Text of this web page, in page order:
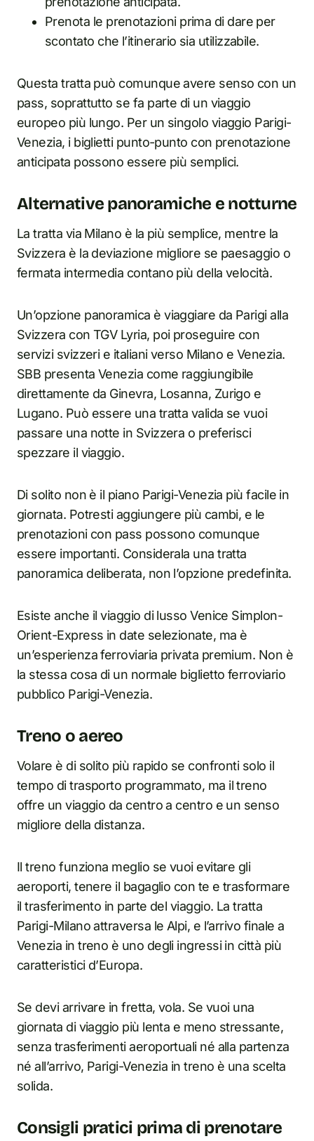
Prenota le prenotazioni prima di dare per
scontato che l’itinerario sia utilizzabile.
Questa tratta può comunque avere senso con un
pass, soprattutto se fa parte di un viaggio
europeo più lungo. Per un singolo viaggio Parigi-
Venezia, i biglietti punto-punto con prenotazione
anticipata possono essere più semplici.
Alternative panoramiche e notturne
La tratta via Milano è la più semplice, mentre la
Svizzera è la deviazione migliore se paesaggio o
fermata intermedia contano più della velocità.
Un’opzione panoramica è viaggiare da Parigi alla
Svizzera con TGV Lyria, poi proseguire con
servizi svizzeri e italiani verso Milano e Venezia.
SBB presenta Venezia come raggiungibile
direttamente da Ginevra, Losanna, Zurigo e
Lugano. Può essere una tratta valida se vuoi
passare una notte in Svizzera o preferisci
spezzare il viaggio.
Di solito non è il piano Parigi-Venezia più facile in
giornata. Potresti aggiungere più cambi, e le
prenotazioni con pass possono comunque
essere importanti. Considerala una tratta
panoramica deliberata, non l’opzione predefinita.
Esiste anche il viaggio di lusso Venice Simplon-
Orient-Express in date selezionate, ma è
un’esperienza ferroviaria privata premium. Non è
la stessa cosa di un normale biglietto ferroviario
pubblico Parigi-Venezia.
Treno o aereo
Volare è di solito più rapido se confronti solo il
tempo di trasporto programmato, ma il treno
offre un viaggio da centro a centro e un senso
migliore della distanza.
Il treno funziona meglio se vuoi evitare gli
aeroporti, tenere il bagaglio con te e trasformare
il trasferimento in parte del viaggio. La tratta
Parigi-Milano attraversa le Alpi, e l’arrivo finale a
Venezia in treno è uno degli ingressi in città più
caratteristici d’Europa.
Se devi arrivare in fretta, vola. Se vuoi una
giornata di viaggio più lenta e meno stressante,
senza trasferimenti aeroportuali né alla partenza
né all’arrivo, Parigi-Venezia in treno è una scelta
solida.
Consigli pratici prima di prenotare